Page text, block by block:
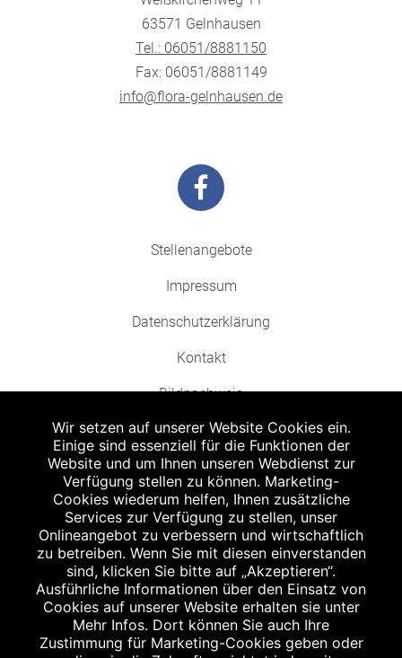
63571 Gelnhausen
Tel.: 06051/8881150
Fax: 06051/8881149
info@flora-gelnhausen.de
Stellenangebote
Impressum
Datenschutzerklärung
Kontakt
Bildnachweis
Abgabe in haushaltsüblichen Mengen, solange der Vorrat reicht. Für Druck-
und Satzfehler keine Haftung.
Zu Risiken und Nebenwirkungen lesen Sie die Packungsbeilage und fragen
Sie Ihren Arzt oder Apotheker.
Angabe nach der deutschen Arzneimitteltaxe Apothekenerstattungspreis
(AEP). Der AEP ist keine unverbindliche Preisempfehlung der Hersteller. Der
AEP ist ein von den Apotheken in Ansatz gebrachter Preis für rezeptfreie
Arzneimittel. Er entspricht in der Höhe dem für Apotheken verbindlichen
Abgabepreis, zu dem eine Apotheke in bestimmten Fällen (z.B. bei Kindern
unter 12 Jahren) das Produkt mit der gesetzlichen Krankenversicherung
abrechnet. Der AEP ist der allgemeine Erstattungspreis im Falle einer
Wir setzen auf unserer Website Cookies ein.
Einige sind essenziell für die Funktionen der
Website und um Ihnen unseren Webdienst zur
Verfügung stellen zu können. Marketing-
Cookies wiederum helfen, Ihnen zusätzliche
Services zur Verfügung zu stellen, unser
Onlineangebot zu verbessern und wirtschaftlich
zu betreiben. Wenn Sie mit diesen einverstanden
sind, klicken Sie bitte auf „Akzeptieren“.
Ausführliche Informationen über den Einsatz von
Cookies auf unserer Website erhalten sie unter
Mehr Infos. Dort können Sie auch Ihre
Zustimmung für Marketing-Cookies geben oder